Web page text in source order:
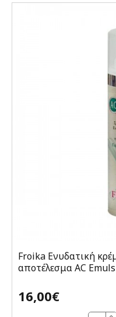
Froika Ενυδατική
αποτέλεσμα AC
16,00€